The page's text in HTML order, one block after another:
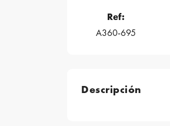
Ref:
A360-695
Descripción